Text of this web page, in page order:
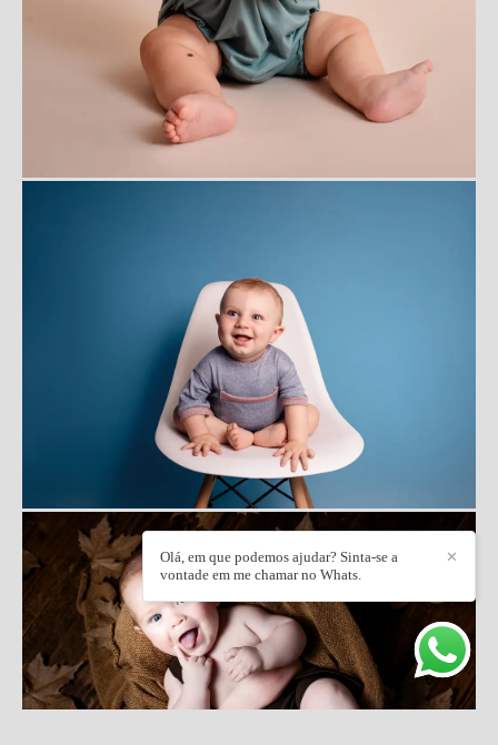
✕
Olá, em que podemos ajudar? Sinta-se a
vontade em me chamar no Whats.